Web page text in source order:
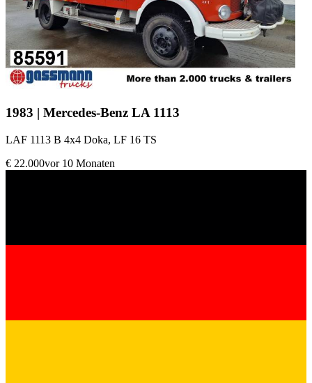
1983 | Mercedes-Benz LA 1113
LAF 1113 B 4x4 Doka, LF 16 TS
€ 22.000vor 10 Monaten